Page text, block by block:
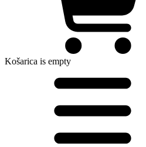
Košarica is empty